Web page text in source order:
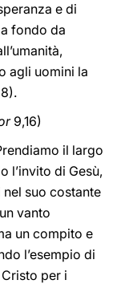
e di
fondo da
agli uomini la
9,16)
il largo
l’invito di Gesù,
suo costante
vanto
un compito e
l’esempio di
per i